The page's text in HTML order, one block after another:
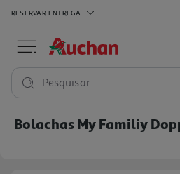
RESERVAR ENTREGA
Pesquisar
Bolachas My Familiy